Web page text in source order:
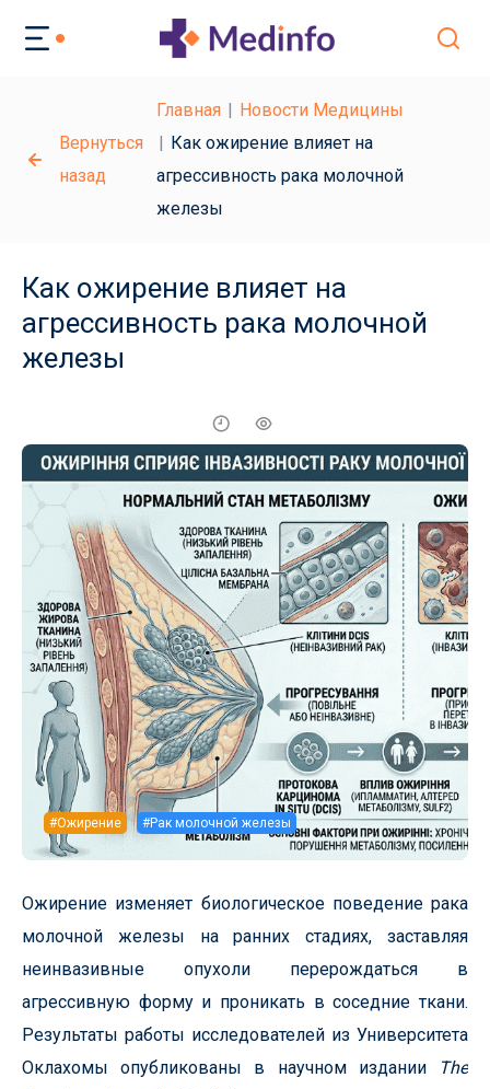
Вернуться
назад
Главная
Новости Медицины
Как ожирение влияет на
агрессивность рака молочной
железы
Как ожирение влияет на
агрессивность рака молочной
железы
#Ожирение #Рак молочной железы
Ожирение изменяет биологическое поведение рака
молочной железы на ранних стадиях, заставляя
неинвазивные опухоли перерождаться в
агрессивную форму и проникать в соседние ткани.
Результаты работы исследователей из Университета
Оклахомы опубликованы в научном издании
The